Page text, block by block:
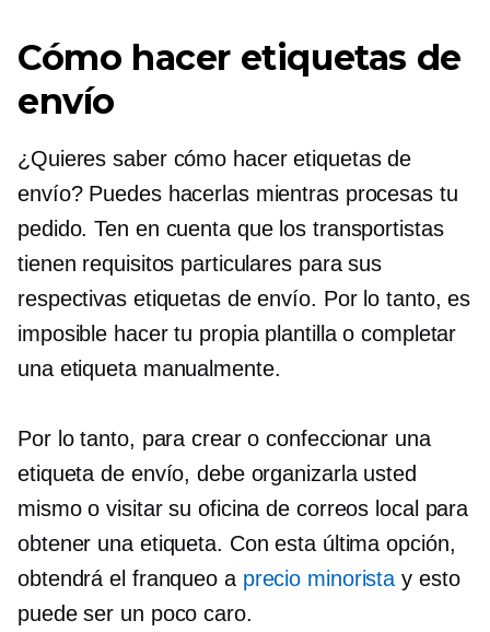
Cómo hacer etiquetas de
envío
¿Quieres saber cómo hacer etiquetas de
envío? Puedes hacerlas mientras procesas tu
pedido. Ten en cuenta que los transportistas
tienen requisitos particulares para sus
respectivas etiquetas de envío. Por lo tanto, es
imposible hacer tu propia plantilla o completar
una etiqueta manualmente.
Por lo tanto, para crear o confeccionar una
etiqueta de envío, debe organizarla usted
mismo o visitar su oficina de correos local para
obtener una etiqueta. Con esta última opción,
obtendrá el franqueo a precio minorista y esto
puede ser un poco caro.